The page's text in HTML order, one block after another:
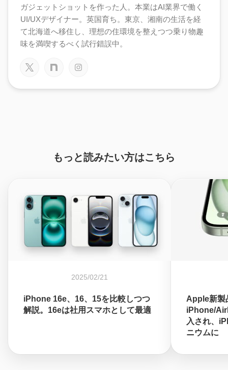
ガジェットショットを作った人。本業はAI業界で働く
UI/UXデザイナー。英国育ち。東京、湘南の生活を経
て北海道へ移住し、理想の住環境を整えつつ乗り物趣
味を満喫するべく試行錯誤中。
もっと読みたい方はこちら
2025/02/21
iPhone 16e、16、15を比較しつつ
解説。16eは社用スマホとして最適
Apple新製
iPhone/
入され、
ニウムに